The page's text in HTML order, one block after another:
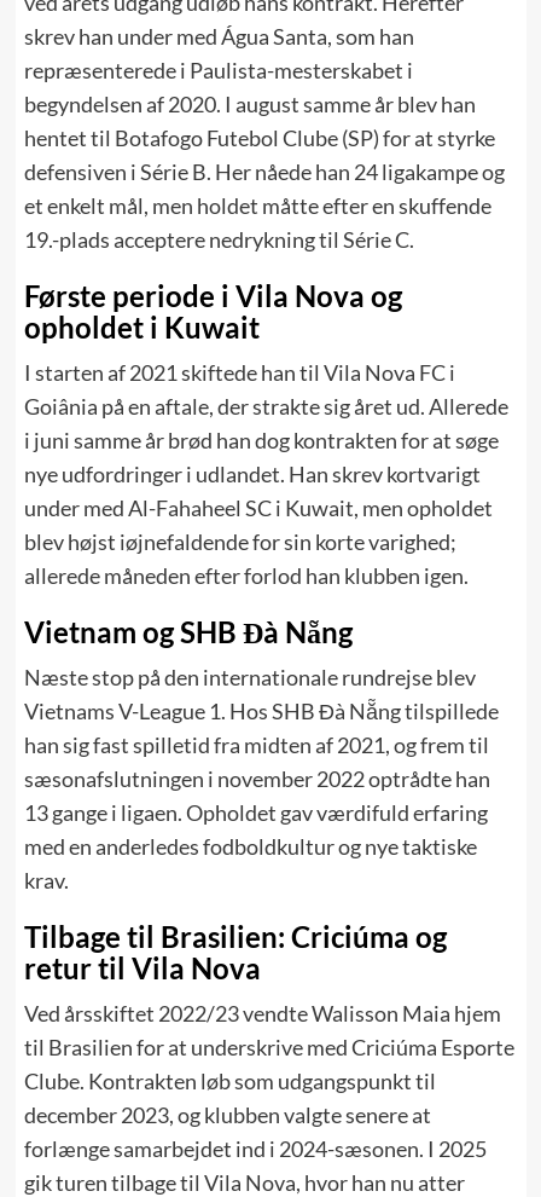
skrev han under med Água Santa, som han
repræsenterede i Paulista-mesterskabet i
begyndelsen af 2020. I august samme år blev han
hentet til Botafogo Futebol Clube (SP) for at styrke
defensiven i Série B. Her nåede han 24 ligakampe og
et enkelt mål, men holdet måtte efter en skuffende
19.-plads acceptere nedrykning til Série C.
Første periode i Vila Nova og
opholdet i Kuwait
I starten af 2021 skiftede han til Vila Nova FC i
Goiânia på en aftale, der strakte sig året ud. Allerede
i juni samme år brød han dog kontrakten for at søge
nye udfordringer i udlandet. Han skrev kortvarigt
under med Al-Fahaheel SC i Kuwait, men opholdet
blev højst iøjnefaldende for sin korte varighed;
allerede måneden efter forlod han klubben igen.
Vietnam og SHB Đà Nẵng
Næste stop på den internationale rundrejse blev
Vietnams V-League 1. Hos SHB Đà Nẵng tilspillede
han sig fast spilletid fra midten af 2021, og frem til
sæsonafslutningen i november 2022 optrådte han
13 gange i ligaen. Opholdet gav værdifuld erfaring
med en anderledes fodboldkultur og nye taktiske
krav.
Tilbage til Brasilien: Criciúma og
retur til Vila Nova
Ved årsskiftet 2022/23 vendte Walisson Maia hjem
til Brasilien for at underskrive med Criciúma Esporte
Clube. Kontrakten løb som udgangspunkt til
december 2023, og klubben valgte senere at
forlænge samarbejdet ind i 2024-sæsonen. I 2025
gik turen tilbage til Vila Nova, hvor han nu atter